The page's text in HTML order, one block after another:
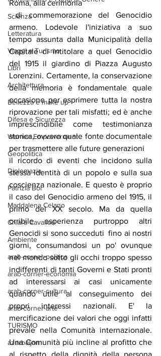
Scienza
Letteratura
Viaggi e Turismo
Libri
Architettura
Bellezza e make up
Difesa e Sicurezza
Women Empowerment
Geopolitica
Diplomazia
Patrizia Boi
Maddalena Celano
Chiara Cavalieri
Ambiente
arab-corner-politica
arab-corner-economia
arab-corner-cultura
arab-corner-arte
TURISMO
azerbaijan
Roma, alla cerimonia
di commemorazione del Genocidio
armeno. Lodevole l'iniziativa a suo
tempo assunta dalla Municipalità della
Capitale di intitolare a quel Genocidio
del 1915 il giardino di Piazza Augusto
Lorenzini. Certamente, la conservazione
della memoria è fondamentale quale
occasione per esprimere tutta la nostra
riprovazione per tali misfatti; ed è anche
imprescindibile come testimonianza
storica, ovvero quale fonte documentale
per trasmettere alle future generazioni
il ricordo di eventi che incidono sulla
stessa identità di un popolo e sulla sua
coscienza nazionale. E questo è proprio
il caso del Genocidio armeno del 1915, il
primo del XX secolo. Ma da quella
orribile esperienza purtroppo altri
Genocidi si sono succeduti  fino ai nostri
giorni, consumandosi un po' ovunque
nel mondo sotto gli occhi troppo spesso
indifferenti di tanti Governi e Stati pronti
ad interessarsi ai casi unicamente
quando utile al conseguimento dei
propri interessi nazionali. E' la
mercificazione dei valori che oggi infatti
prevale nella Comunità internazionale.
Una Comunità più incline al profitto che
al rispetto della dignità della persona